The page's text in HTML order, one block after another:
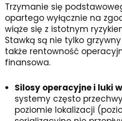
Trzymanie się
opartego wyłącznie na
wiąże się z istotnym
Stawką są nie tylko
także rentowność
finansowa.
Silosy operacyjne i luki
systemy często
poziomie lokalizacji